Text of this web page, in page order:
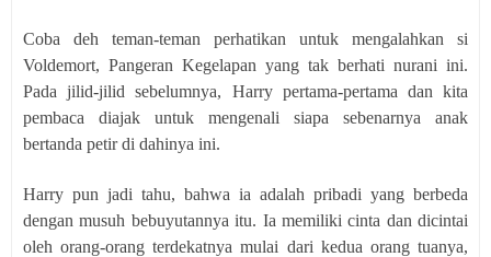
Coba deh teman-teman perhatikan untuk mengalahkan si
Voldemort, Pangeran Kegelapan yang tak berhati nurani ini.
Pada jilid-jilid sebelumnya, Harry pertama-pertama dan kita
pembaca diajak untuk mengenali siapa sebenarnya anak
bertanda petir di dahinya ini.
Harry pun jadi tahu, bahwa ia adalah pribadi yang berbeda
dengan musuh bebuyutannya itu. Ia memiliki cinta dan dicintai
oleh orang-orang terdekatnya mulai dari kedua orang tuanya,